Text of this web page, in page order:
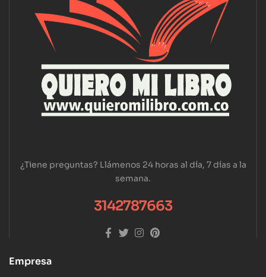
¿Tiene preguntas? Llámenos 24 horas al día, 7 días a la
semana.
3142787663
Empresa